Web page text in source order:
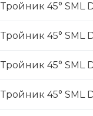
Тройник 45° SML
Тройник 45° SML
Тройник 45° SML
Тройник 45° SML